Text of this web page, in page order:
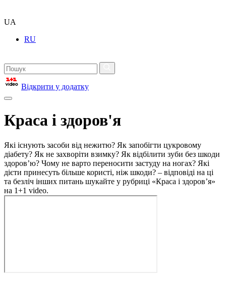
UA
RU
Відкрити у додатку
Краса і здоров'я
Які існують засоби від нежитю? Як запобігти цукровому
діабету? Як не захворіти взимку? Як відбілити зуби без шкоди
здоров’ю? Чому не варто переносити застуду на ногах? Які
дієти принесуть більше користі, ніж шкоди? – відповіді на ці
та безліч інших питань шукайте у рубриці «Краса і здоров’я»
на 1+1 video.